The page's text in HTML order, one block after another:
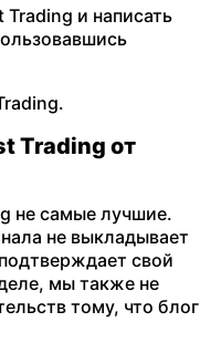
Trading и написать
Trading от
не самые лучшие.
не выкладывает
свой
мы также не
тому, что блог